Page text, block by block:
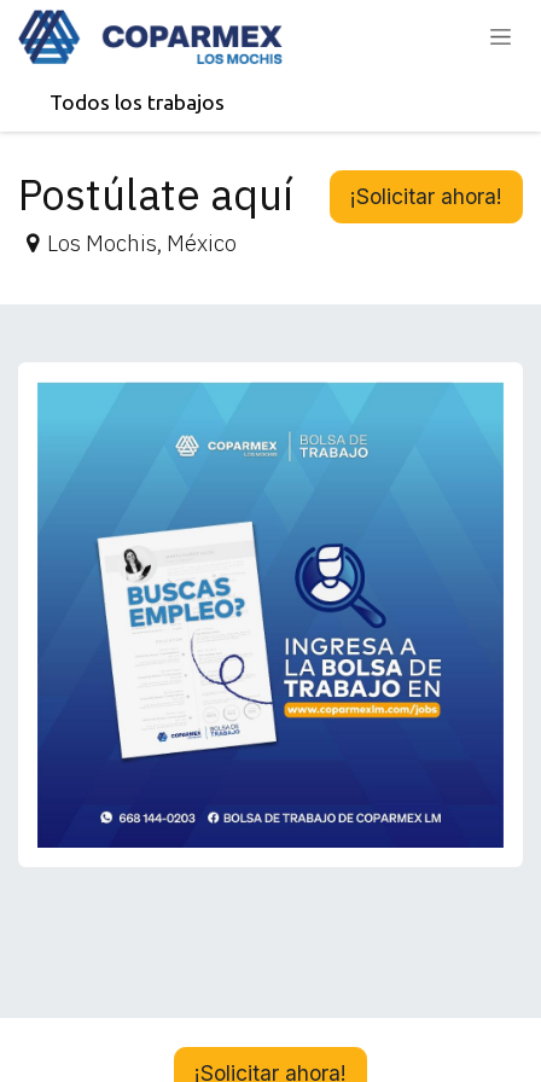
Ir al contenido
Todos los trabajos
¡Solicitar ahora!
Postúlate aquí
Los Mochis, México
¡Solicitar ahora!